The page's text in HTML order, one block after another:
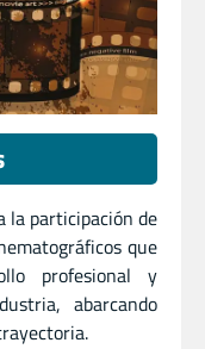
la participación de
que
profesional y
abarcando